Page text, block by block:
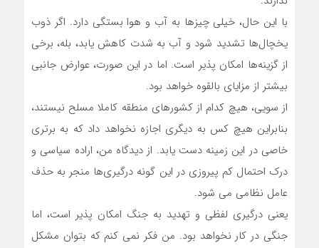
با این حال، خیلی چیزها به آب و هوا بستگی دارد. اگر ذوب
یخچال‌ها تشدید شود و آب به شدت کاهش یابد، بله، برخی
از گزینه‌ها امکان پذیر است. اما در این صورت، عوارض جانبی
بیشتر از مزایای بالقوه خواهد بود.
از سویی، هیچ کدام از کشورهای منطقه کاملا مسلح نیستند،
بنابراین هیچ کس به دیگری اجازه نخواهد داد که به برتری
خاصی در این زمینه دست یابد. از دیدگاه من، اراده سیاسی و
درک احتمال کم پیروزی در این گونه درگیری‌ها منجر به حذف
عامل نظامی می شود.
یعنی درگیری لفظی و تهدید به جنگ امکان پذیر است، اما
جنگی در کار نخواهد بود. من فکر نمی کنم که بتوان مشکل